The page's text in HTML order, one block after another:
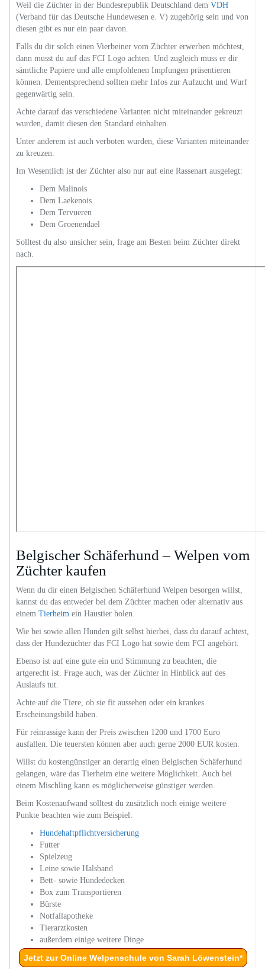
Weil die Züchter in der Bundesrepublik Deutschland dem VDH
(Verband für das Deutsche Hundewesen e. V) zugehörig sein und von
diesen gibt es nur ein paar davon.
Falls du dir solch einen Vierbeiner vom Züchter erwerben möchtest,
dann musst du auf das FCI Logo achten. Und zugleich muss er dir
sämtliche Papiere und alle empfohlenen Impfungen präsentieren
können. Dementsprechend sollten mehr Infos zur Aufzucht und Wurf
gegenwärtig sein.
Achte darauf das verschiedene Varianten nicht miteinander gekreuzt
wurden, damit diesen den Standard einhalten.
Unter anderem ist auch verboten wurden, diese Varianten miteinander
zu kreuzen.
Im Wesentlich ist der Züchter also nur auf eine Rassenart ausgelegt:
Dem Malinois
Dem Laekenois
Dem Tervueren
Dem Groenendael
Solltest du also unsicher sein, frage am Besten beim Züchter direkt
nach.
Belgischer Schäferhund – Welpen vom
Züchter kaufen
Wenn du dir einen Belgischen Schäferhund Welpen besorgen willst,
kannst du das entweder bei dem Züchter machen oder alternativ aus
einem Tierheim ein Haustier holen.
Wie bei sowie allen Hunden gilt selbst hierbei, dass du darauf achtest,
dass der Hundezüchter das FCI Logo hat sowie dem FCI angehört.
Ebenso ist auf eine gute ein und Stimmung zu beachten, die
artgerecht ist. Frage auch, was der Züchter in Hinblick auf des
Auslaufs tut.
Achte auf die Tiere, ob sie fit aussehen oder ein krankes
Erscheinungsbild haben.
Für reinrassige kann der Preis zwischen 1200 und 1700 Euro
ausfallen. Die teuersten können aber auch gerne 2000 EUR kosten.
Willst du kostengünstiger an derartig einen Belgischen Schäferhund
gelangen, wäre das Tierheim eine weitere Möglichkeit. Auch bei
einem Mischling kann es möglicherweise günstiger werden.
Beim Kostenaufwand solltest du zusätzlich noch einige weitere
Punkte beachten wie zum Beispiel:
Hundehaftpflichtversicherung
Futter
Spielzeug
Leine sowie Halsband
Bett- sowie Hundedecken
Box zum Transportieren
Bürste
Notfallapotheke
Tierarztkosten
außerdem einige weitere Dinge
Jetzt zur Online Welpenschule von Sarah Löwenstein*